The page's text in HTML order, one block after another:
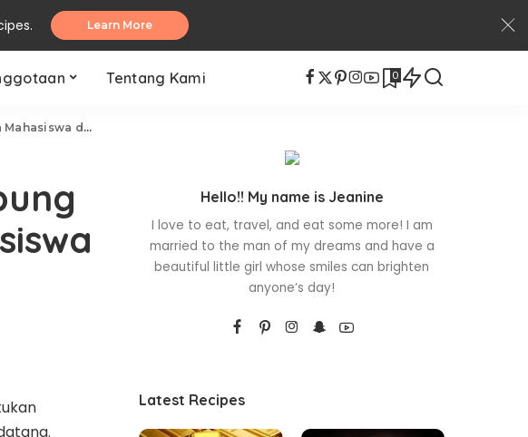
Learn More
Tentang Kami 0
dan Santri
Hello!! My name is Jeanine
I love to eat, travel, and eat some more! I am
married to the man of my dreams and have a
beautiful little girl whose smiles can brighten
anyone’s day!
Latest Recipes